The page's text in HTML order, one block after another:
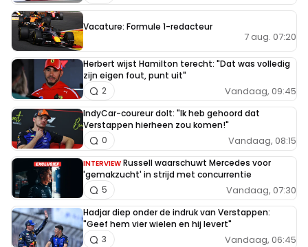
Vacature: Formule 1-redacteur
7 aug. 07:20
Herbert wijst Hamilton terecht: "Dat was volledig
zijn eigen fout, punt uit"
Vandaag, 09:45
2
IndyCar-coureur dolt: "Ik heb gehoord dat
Verstappen hierheen zou komen!"
Vandaag, 08:15
0
INTERVIEW Russell waarschuwt Mercedes voor
'gemakzucht' in strijd met concurrentie
Vandaag, 07:30
5
Hadjar diep onder de indruk van Verstappen:
"Geef hem vier wielen en hij levert"
Vandaag, 06:45
3